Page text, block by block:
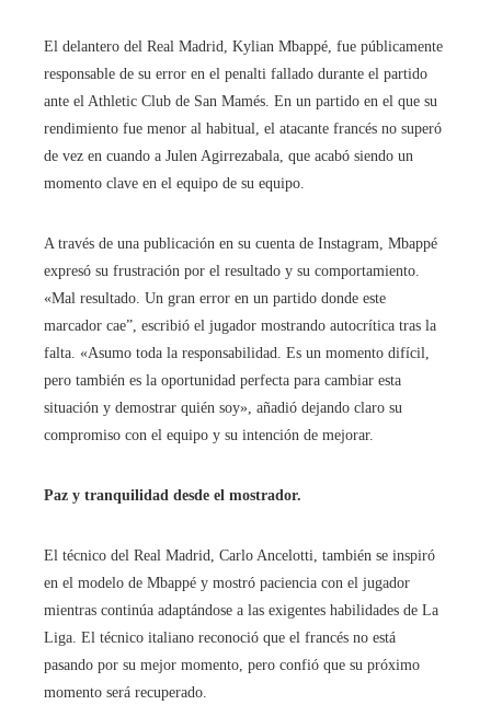
El delantero del Real Madrid, Kylian Mbappé, fue públicamente
responsable de su error en el penalti fallado durante el partido
ante el Athletic Club de San Mamés. En un partido en el que su
rendimiento fue menor al habitual, el atacante francés no superó
de vez en cuando a Julen Agirrezabala, que acabó siendo un
momento clave en el equipo de su equipo.
A través de una publicación en su cuenta de Instagram, Mbappé
expresó su frustración por el resultado y su comportamiento.
«Mal resultado. Un gran error en un partido donde este
marcador cae”, escribió el jugador mostrando autocrítica tras la
falta. «Asumo toda la responsabilidad. Es un momento difícil,
pero también es la oportunidad perfecta para cambiar esta
situación y demostrar quién soy», añadió dejando claro su
compromiso con el equipo y su intención de mejorar.
Paz y tranquilidad desde el mostrador.
El técnico del Real Madrid, Carlo Ancelotti, también se inspiró
en el modelo de Mbappé y mostró paciencia con el jugador
mientras continúa adaptándose a las exigentes habilidades de La
Liga. El técnico italiano reconoció que el francés no está
pasando por su mejor momento, pero confió que su próximo
momento será recuperado.